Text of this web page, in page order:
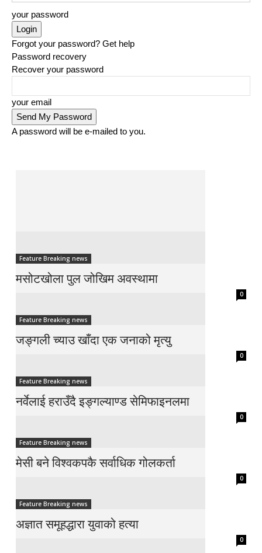
your password
Forgot your password? Get help
Password recovery
Recover your password
your email
A password will be e-mailed to you.
Feature Breaking news
मसोटखोला पुल जोखिम अवस्थामा
0
Feature Breaking news
जङ्गली च्याउ खाँदा एक जनाको मृत्यु
0
Feature Breaking news
नर्वेलाई हराउँदै इङ्गल्याण्ड सेमिफाइनलमा
0
Feature Breaking news
मेसी बने विश्वकपकै सर्वाधिक गोलकर्ता
0
Feature Breaking news
अज्ञात समूहद्धारा युवाको हत्या
0